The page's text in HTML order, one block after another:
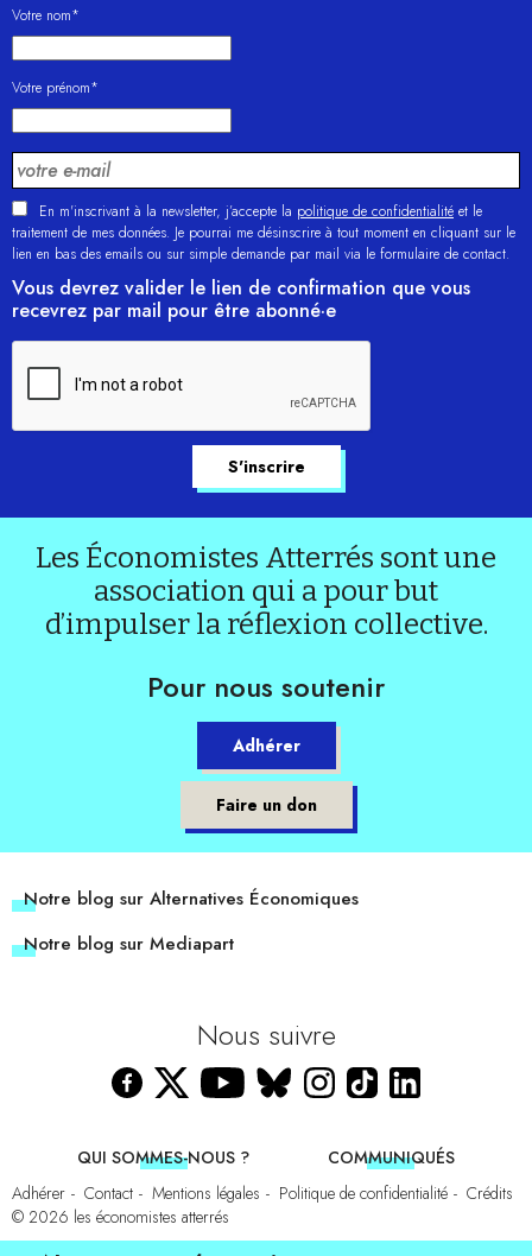
Votre nom*
Votre prénom*
En m'inscrivant à la newsletter, j’accepte la politique de confidentialité et le
traitement de mes données. Je pourrai me désinscrire à tout moment en cliquant sur le
lien en bas des emails ou sur simple demande par mail via le formulaire de contact.
Vous devrez valider le lien de confirmation que vous
recevrez par mail pour être abonné·e
Les Économistes Atterrés sont une
association qui a pour but
d’impulser la réflexion collective.
Pour nous soutenir
Adhérer
Faire un don
Notre blog sur Alternatives Économiques
Notre blog sur Mediapart
Nous suivre
QUI SOMMES-NOUS ?
COMMUNIQUÉS
Adhérer
Contact Mentions légales Politique de confidentialité
Crédits
© 2026 les économistes atterrés